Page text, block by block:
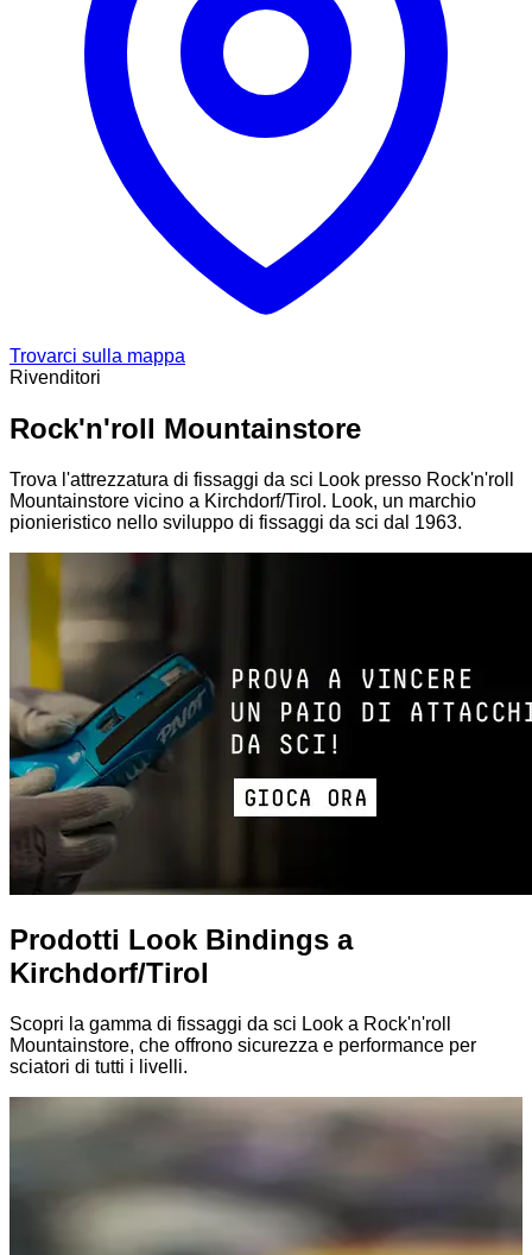
Trovarci sulla mappa
Rivenditori
Rock'n'roll Mountainstore
Trova l'attrezzatura di fissaggi da sci Look presso Rock'n'roll
Mountainstore vicino a Kirchdorf/Tirol. Look, un marchio
pionieristico nello sviluppo di fissaggi da sci dal 1963.
Prodotti Look Bindings a
Kirchdorf/Tirol
Scopri la gamma di fissaggi da sci Look a Rock'n'roll
Mountainstore, che offrono sicurezza e performance per
sciatori di tutti i livelli.